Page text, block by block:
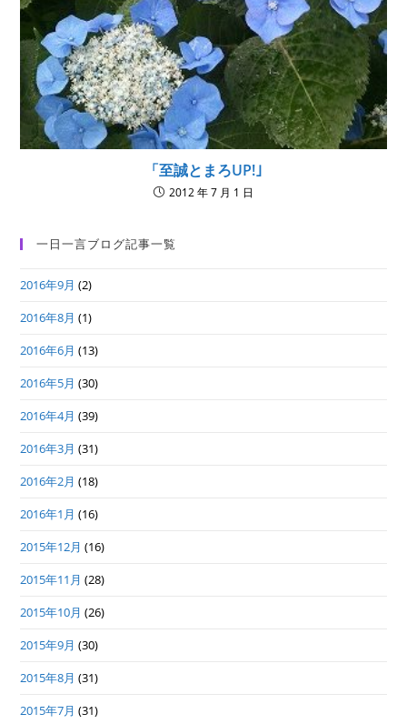
「至誠とまろUP!｣
2012 年 7 月 1 日
一日一言ブログ記事一覧
2016年9月 (2)
2016年8月 (1)
2016年6月 (13)
2016年5月 (30)
2016年4月 (39)
2016年3月 (31)
2016年2月 (18)
2016年1月 (16)
2015年12月 (16)
2015年11月 (28)
2015年10月 (26)
2015年9月 (30)
2015年8月 (31)
2015年7月 (31)